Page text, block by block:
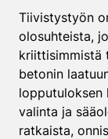
Tiivistystyön
olosuhteista,
kriittisimmistä
betonin
lopputuloksen
valinta ja
ratkaista,